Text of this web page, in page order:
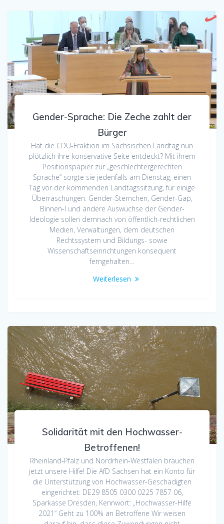
Gender-Sprache: Die Zeche zahlt der
Bürger
Hat die CDU-Fraktion im Sächsischen Landtag nun
plötzlich ihre konservative Seite entdeckt? Mit ihrem
Positionspapier zur „geschlechtergerechten
Sprache“ sorgte sie jedenfalls am Dienstag, einen
Tag vor der kommenden Landtagssitzung, für einige
Überraschungen. Gender-Sternchen, Gender-Gap,
Binnen-I und andere Auswüchse der Gender-
Ideologie sollen demnach von öffentlich-rechtlichen
Medien, Verwaltungen, dem deutschen
Rechtssystem und Bildungs- sowie
Wissenschaftseinrichtungen konsequent
ferngehalten…
Weiterlesen
Solidarität mit den Hochwasser-
Betroffenen!
Rheinland-Pfalz und Nordrhein-Westfalen brauchen
jetzt unsere Hilfe! Die AfD Sachsen hat ein Konto für
die Unterstützung von Hochwasser-Geschädigten
eingerichtet: DE29 8505 0300 0225 7857 06,
Sparkasse Dresden, Kennwort: „Hochwasser-Hilfe
2021“ Geht zu 100% an Betroffene Wir weisen